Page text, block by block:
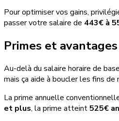
Pour optimiser vos gains,
passer votre salaire de 443€ à
Primes et
Au-delà du salaire horaire de
mais ça aide à boucler les fins de
La prime annuelle
et plus, la prime atteint525€